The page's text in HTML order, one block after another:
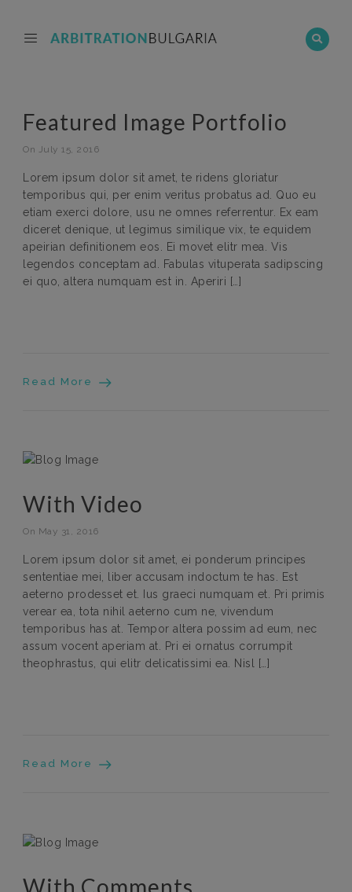
Featured Image Portfolio
On July 15, 2016
Lorem ipsum dolor sit amet, te ridens gloriatur
temporibus qui, per enim veritus probatus ad. Quo eu
etiam exerci dolore, usu ne omnes referrentur. Ex eam
diceret denique, ut legimus similique vix, te equidem
apeirian definitionem eos. Ei movet elitr mea. Vis
legendos conceptam ad. Fabulas vituperata sadipscing
ei quo, altera numquam est in. Aperiri […]
Read More
With Video
On May 31, 2016
Lorem ipsum dolor sit amet, ei ponderum principes
sententiae mei, liber accusam indoctum te has. Est
aeterno prodesset et. Ius graeci numquam et. Pri primis
verear ea, tota nihil aeterno cum ne, vivendum
temporibus has at. Tempor altera possim ad eum, nec
assum vocent aperiam at. Pri ei ornatus corrumpit
theophrastus, qui elitr delicatissimi ea. Nisl […]
Read More
With Comments